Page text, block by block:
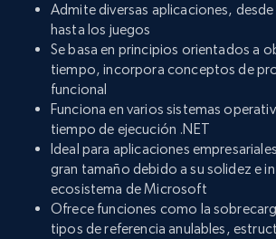
Admite diversas aplicaciones,
hasta los juegos
Se basa en principios orientados a
tiempo, incorpora conceptos de
funcional
Funciona en varios sistemas
tiempo de ejecución .NET
Ideal para aplicaciones
gran tamaño debido a su solidez e
ecosistema de Microsoft
Ofrece funciones como la
tipos de referencia anulables,